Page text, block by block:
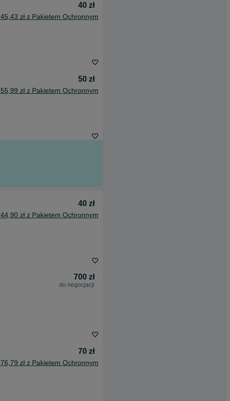
40 zł
45,43 zł z Pakietem Ochronnym
50 zł
55,99 zł z Pakietem Ochronnym
40 zł
44,90 zł z Pakietem Ochronnym
700 zł
do negocjacji
70 zł
76,79 zł z Pakietem Ochronnym